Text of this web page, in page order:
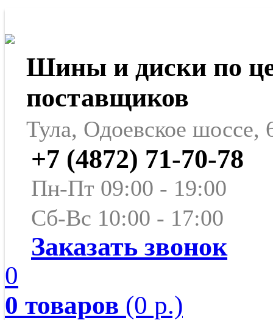
Шины и диски по
поставщиков
Тула, Одоевское шоссе,
+7 (4872) 71-70-78
Пн-Пт 09:00 - 19:00
Сб-Вс 10:00 - 17:00
Заказать звонок
0
0 товаров (0 р.)